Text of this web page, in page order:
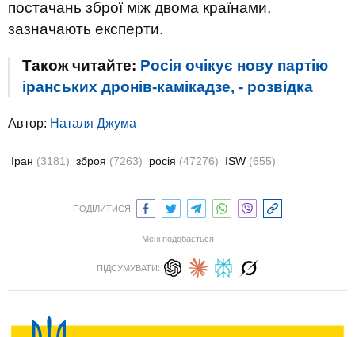
постачань зброї між двома країнами,
зазначають експерти.
Також читайте: Росія очікує нову партію
іранських дронів-камікадзе, - розвідка
Автор: Наталя Джума
Іран (3181) зброя (7263) росія (47276) ISW (655)
ПОДІЛИТИСЯ:
Мені подобається
ПІДСУМУВАТИ: